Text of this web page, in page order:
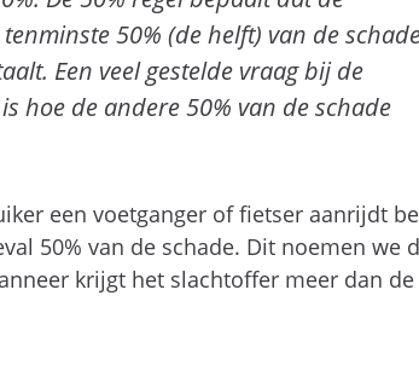
50% (de helft) van de
Een veel gestelde vraag bij de
hoe de andere 50% van de schade
een voetganger of fietser aanrijdt
50% van de schade. Dit noemen we
krijgt het slachtoffer meer dan